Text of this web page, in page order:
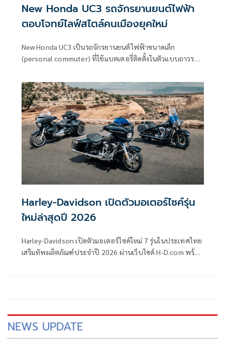
New Honda UC3 รถจักรยานยนต์ไฟฟ้า
ตอบโจทย์ไลฟ์สไตล์คนเมืองยุคใหม่
New Honda UC3 เป็นรถจักรยานยนต์ไฟฟ้าขนาดเล็ก
(personal commuter) ที่ใช้แบตเตอรี่ติดตั้งในตัวแบบถาวร
Harley-Davidson เปิดตัวมอเตอร์ไซค์รุ่น
ใหม่ล่าสุดปี 2026
Harley-Davidson เปิดตัวมอเตอร์ไซค์ใหม่ 7 รุ่นในประเทศไทย
เสริมทัพผลิตภัณฑ์ประจำปี 2026 ผ่านเว็บไซต์ H-D.com พร้อม
NEWS UPDATE